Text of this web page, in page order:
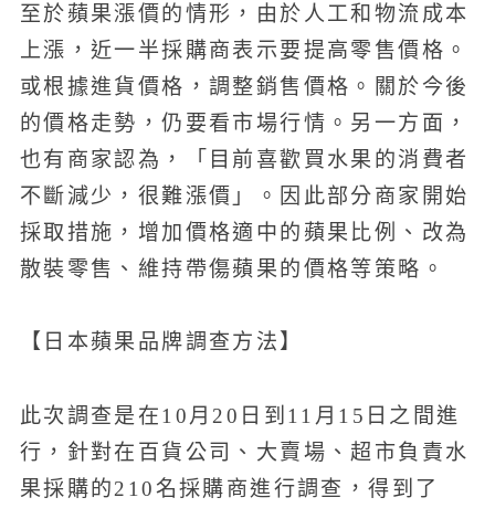
至於蘋果漲價的情形，由於人工和物流成本
上漲，近一半採購商表示要提高零售價格。
或根據進貨價格，調整銷售價格。關於今後
的價格走勢，仍要看市場行情。另一方面，
也有商家認為，「目前喜歡買水果的消費者
不斷減少，很難漲價」。因此部分商家開始
採取措施，增加價格適中的蘋果比例、改為
散裝零售、維持帶傷蘋果的價格等策略。
【日本蘋果品牌調查方法】
此次調查是在10月20日到11月15日之間進
行，針對在百貨公司、大賣場、超市負責水
果採購的210名採購商進行調查，得到了